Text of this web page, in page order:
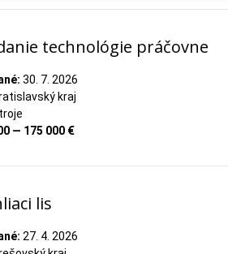
technológie práčovne
30. 7. 2026
kraj
— 175 000 €
lis
27. 4. 2026